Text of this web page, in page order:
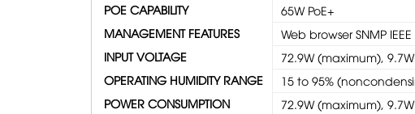
POE CAPABILITY
65W PoE+
MANAGEMENT FEATURES
Web browser SNMP
INPUT VOLTAGE
72.9W (maximum),
OPERATING HUMIDITY RANGE
15 to 95%
POWER CONSUMPTION
72.9W (maximum),